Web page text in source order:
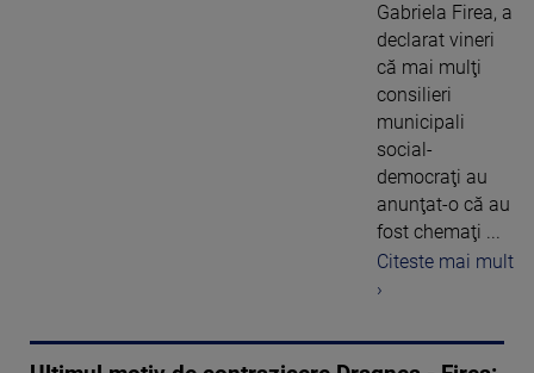
Gabriela Firea, a
declarat vineri
că mai mulţi
consilieri
municipali
social-
democraţi au
anunţat-o că au
fost chemaţi ...
Citeste mai mult
›